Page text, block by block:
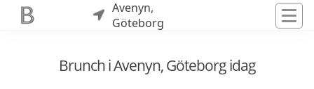
Avenyn,
Göteborg
Brunch i Avenyn, Göteborg idag